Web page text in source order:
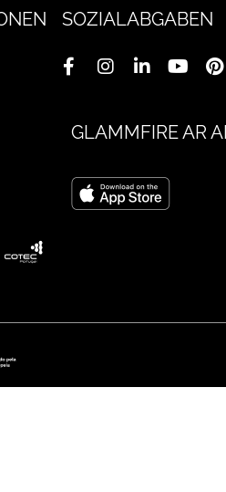
SOZIALABGABEN
GLAMMFIRE AR